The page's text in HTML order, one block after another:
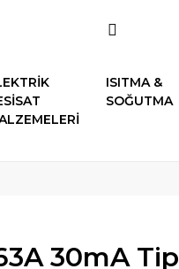
ISITMA &
SOĞUTMA
30mA